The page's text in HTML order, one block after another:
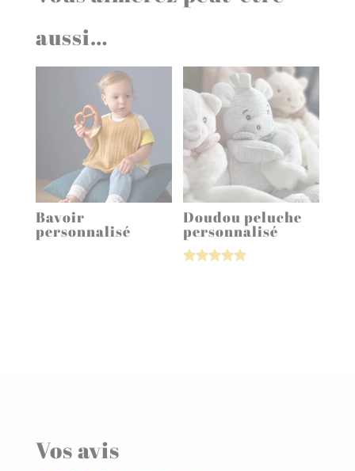
aussi…
Bavoir
personnalisé
Doudou peluche
personnalisé
Vos avis